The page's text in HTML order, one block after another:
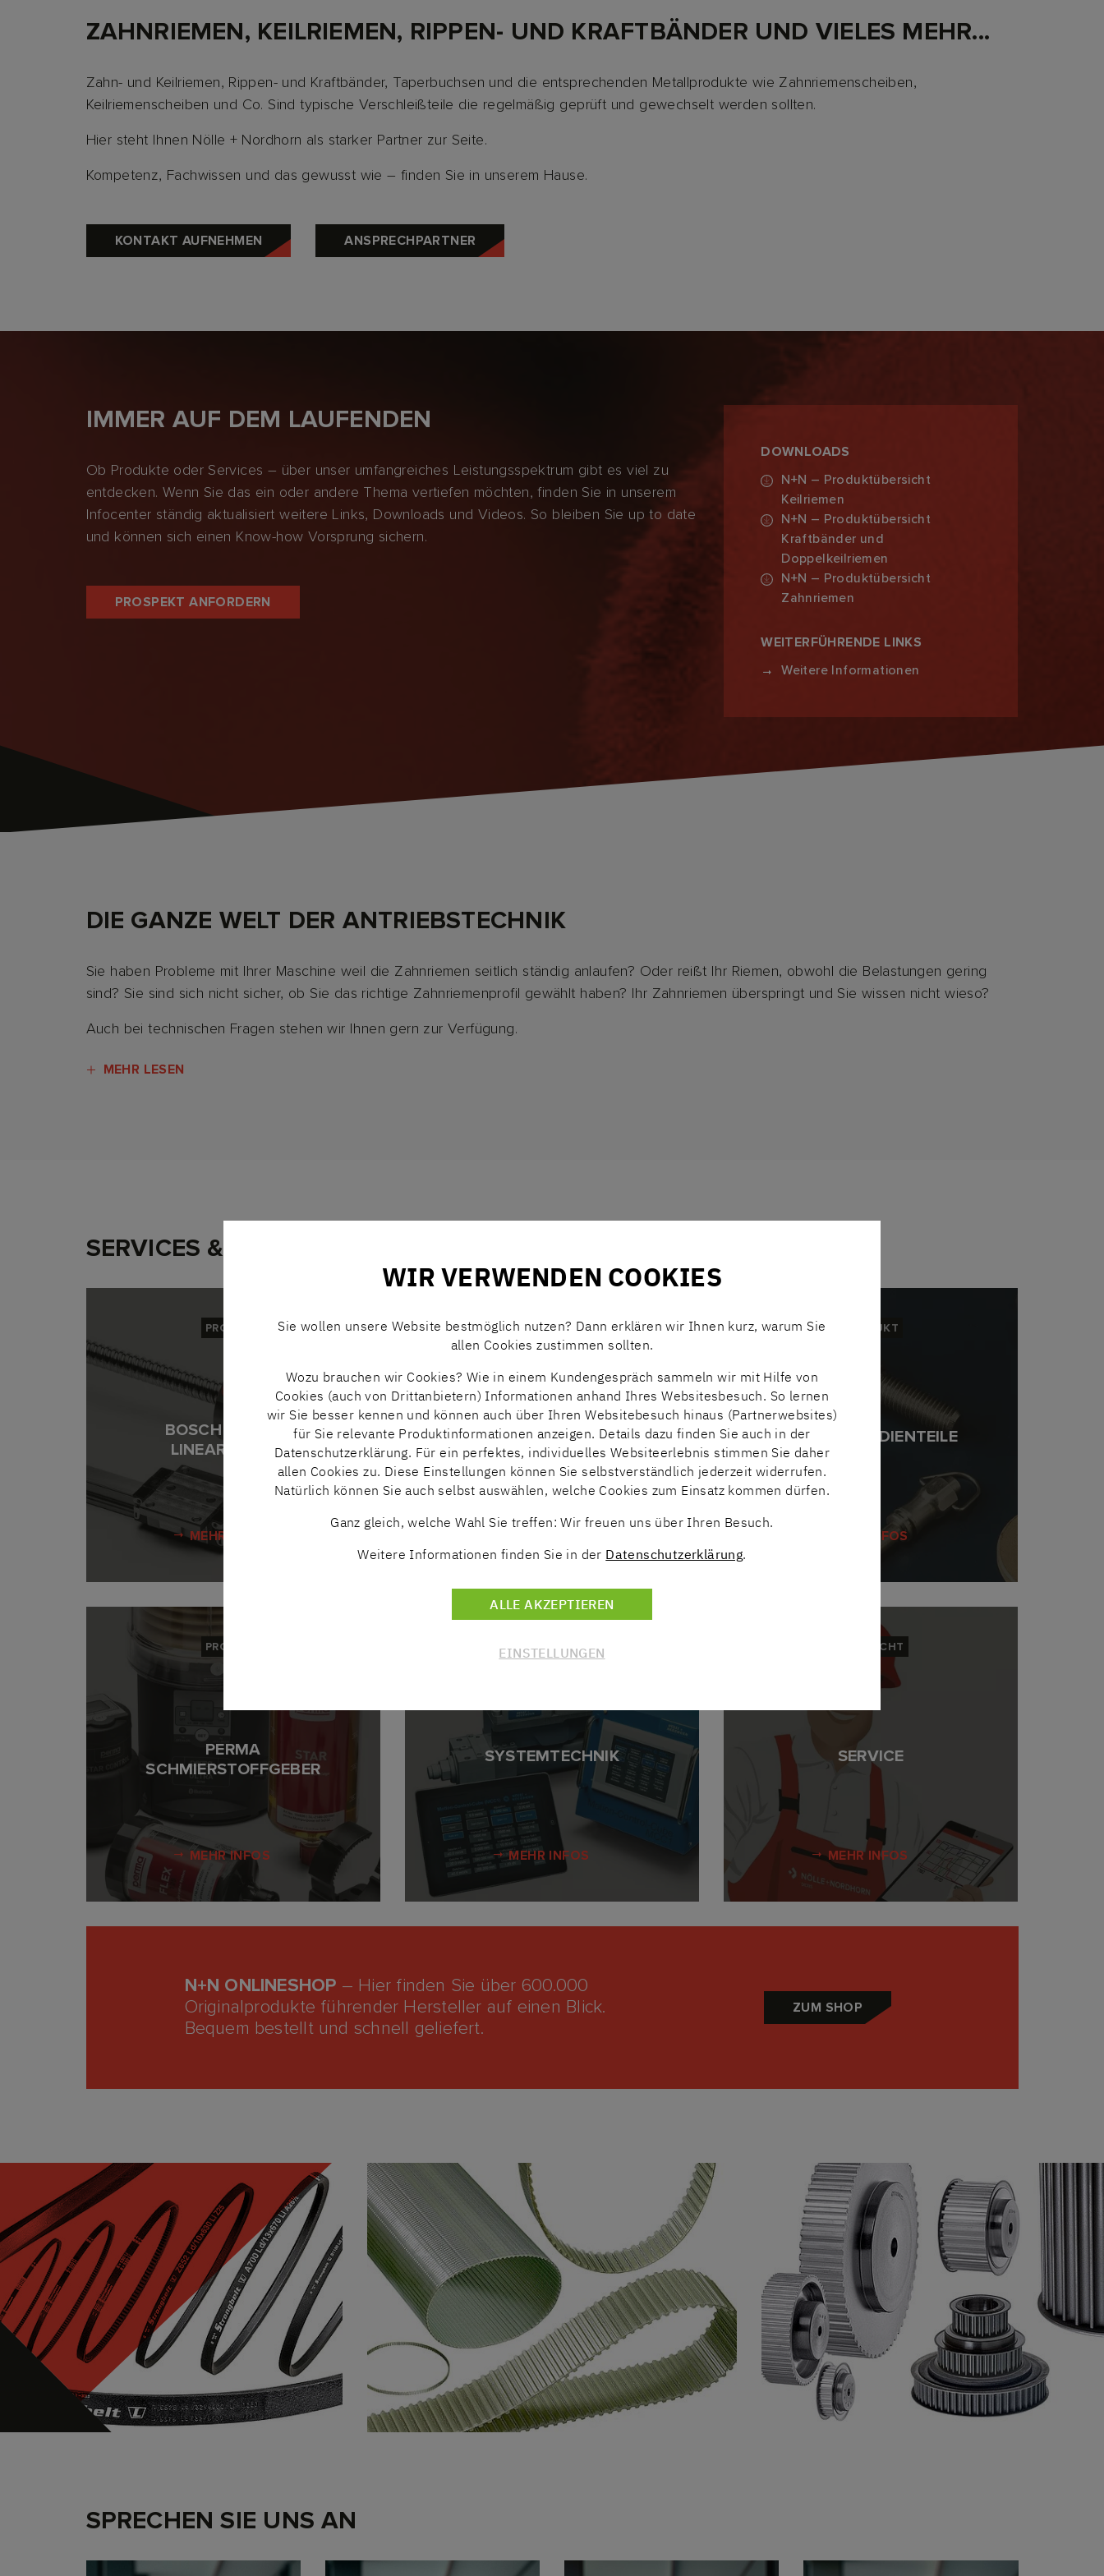
ZAHNRIEMEN, KEILRIEMEN, RIPPEN- UND KRAFTBÄNDER UND VIELES MEHR...
Zahn- und Keilriemen, Rippen- und Kraftbänder, Taperbuchsen und die entsprechenden Metallprodukte wie Zahnriemenscheiben,
Keilriemenscheiben und Co. Sind typische Verschleißteile die regelmäßig geprüft und gewechselt werden sollten.
Hier steht Ihnen Nölle + Nordhorn als starker Partner zur Seite.
Kompetenz, Fachwissen und das gewusst wie – finden Sie in unserem Hause.
KONTAKT AUFNEHMEN ANSPRECHPARTNER
IMMER AUF DEM LAUFENDEN
Ob Produkte oder Services – über unser umfangreiches Leistungsspektrum gibt es viel zu
entdecken. Wenn Sie das ein oder andere Thema vertiefen möchten, finden Sie in unserem
Infocenter ständig aktualisiert weitere Links, Downloads und Videos. So bleiben Sie up to date
und können sich einen Know-how Vorsprung sichern.
PROSPEKT ANFORDERN
DOWNLOADS
N+N – Produktübersicht
Keilriemen
N+N – Produktübersicht
Kraftbänder und
Doppelkeilriemen
N+N – Produktübersicht
Zahnriemen
WEITERFÜHRENDE LINKS
Weitere Informationen
DIE GANZE WELT DER ANTRIEBSTECHNIK
Sie haben Probleme mit Ihrer Maschine weil die Zahnriemen seitlich ständig anlaufen? Oder reißt Ihr Riemen, obwohl die Belastungen gering
sind? Sie sind sich nicht sicher, ob Sie das richtige Zahnriemenprofil gewählt haben? Ihr Zahnriemen überspringt und Sie wissen nicht wieso?
Auch bei technischen Fragen stehen wir Ihnen gern zur Verfügung.
MEHR LESEN
SERVICES & WEITERE PRODUKTBEREICHE
PRODUKT
BOSCH REXROTH
LINEARTECHNIK
MEHR INFOS
PRODUKT
SKF
WÄLZLAGER
PRODUKT
NORM- & BEDIENTEILE
MEHR INFOS
PRODUKT
PERMA
SCHMIERSTOFFGEBER
MEHR INFOS
ÜBERSICHT
SYSTEMTECHNIK
MEHR INFOS
ÜBERSICHT
SERVICE
MEHR INFOS
N+N ONLINESHOP – Hier finden Sie über 600.000
Originalprodukte führender Hersteller auf einen Blick.
Bequem bestellt und schnell geliefert.
ZUM SHOP
SPRECHEN SIE UNS AN
WIR VERWENDEN COOKIES
Sie wollen unsere Website bestmöglich nutzen? Dann erklären wir Ihnen kurz, warum Sie
allen Cookies zustimmen sollten.
Wozu brauchen wir Cookies? Wie in einem Kundengespräch sammeln wir mit Hilfe von
Cookies (auch von Drittanbietern) Informationen anhand Ihres Websitesbesuch. So lernen
wir Sie besser kennen und können auch über Ihren Websitebesuch hinaus (Partnerwebsites)
für Sie relevante Produktinformationen anzeigen. Details dazu finden Sie auch in der
Datenschutzerklärung. Für ein perfektes, individuelles Websiteerlebnis stimmen Sie daher
allen Cookies zu. Diese Einstellungen können Sie selbstverständlich jederzeit widerrufen.
Natürlich können Sie auch selbst auswählen, welche Cookies zum Einsatz kommen dürfen.
Ganz gleich, welche Wahl Sie treffen: Wir freuen uns über Ihren Besuch.
Weitere Informationen finden Sie in der Datenschutzerklärung.
ALLE AKZEPTIEREN
EINSTELLUNGEN